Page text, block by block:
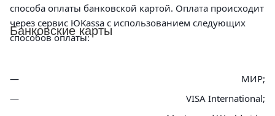
способа оплаты банковской картой. Оплата происходит
через сервис ЮKassa с использованием следующих
способов оплаты:
Банковские карты
МИР;
VISA International;